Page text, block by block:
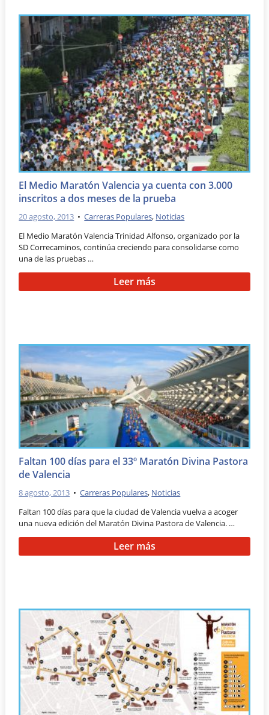
El Medio Maratón Valencia ya cuenta con 3.000
inscritos a dos meses de la prueba
20 agosto, 2013 •Carreras Populares, Noticias
El Medio Maratón Valencia Trinidad Alfonso, organizado por la
SD Correcaminos, continúa creciendo para consolidarse como
una de las pruebas …
Leer más
Faltan 100 días para el 33º Maratón Divina Pastora
de Valencia
8 agosto, 2013 •Carreras Populares, Noticias
Faltan 100 días para que la ciudad de Valencia vuelva a acoger
una nueva edición del Maratón Divina Pastora de Valencia. …
Leer más